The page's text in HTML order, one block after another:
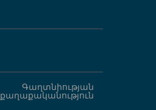
Գաղտնիության
քաղաքականություն